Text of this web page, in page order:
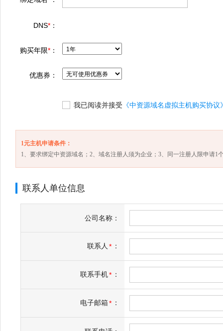
DNS* ：
购买年限* ：
优惠券：
我已阅读并接受 《中资源域名虚拟主机购买协议
1元主机申请条件：
1、要求绑定中资源域名；2、域名注册人须为企业；3、同一注册人限申请1
联系人单位信息
公司名称：
联系人 * ：
联系手机* ：
电子邮箱* ：